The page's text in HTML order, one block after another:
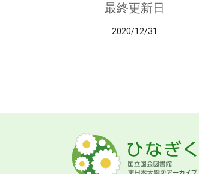
最終更新日
2020/12/31